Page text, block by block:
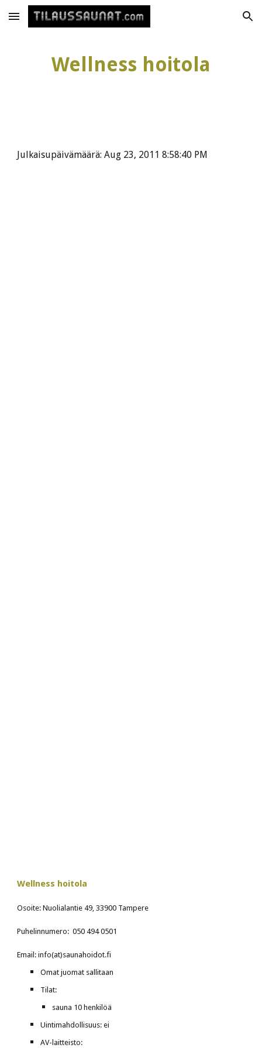
Skip to main content Skip to navigation
Wellness hoitola
Julkaisupäivämäärä: Aug 23, 2011 8:58:40 PM
Wellness hoitola
Osoite: Nuolialantie 49, 33900 Tampere
Puhelinnumero:  050 494 0501
Email: info(at)saunahoidot.fi
Omat juomat sallitaan
Tilat:
sauna 10 henkilöä
Uintimahdollisuus: ei
AV-laitteisto: